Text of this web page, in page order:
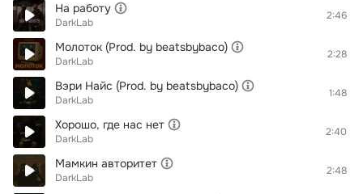
На работу
DarkLab
2:46
Молоток (Prod. by beatsbybaco)
DarkLab
2:28
Вэри Найс (Prod. by beatsbybaco)
DarkLab
1:48
Хорошо, где нас нет
DarkLab
2:40
Мамкин авторитет
DarkLab
2:48